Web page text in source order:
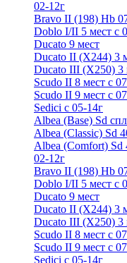
02-12г
Bravo II (198) Hb
Doblo I/II 5 мест с
Ducato 9 мест
Ducato II (Х244) 3
Ducato III (Х250) 3
Scudo II 8 мест с
Scudo II 9 мест с
Sedici c 05-14г
Albea (Base) Sd
Albea (Classic) Sd
Albea (Comfort) Sd
02-12г
Bravo II (198) Hb
Doblo I/II 5 мест с
Ducato 9 мест
Ducato II (Х244) 3
Ducato III (Х250) 3
Scudo II 8 мест с
Scudo II 9 мест с
Sedici c 05-14г